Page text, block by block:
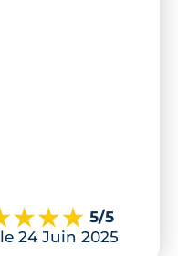
5/5
le 24 Juin 2025